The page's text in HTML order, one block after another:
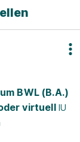
BWL (B.A.)
virtuell IU